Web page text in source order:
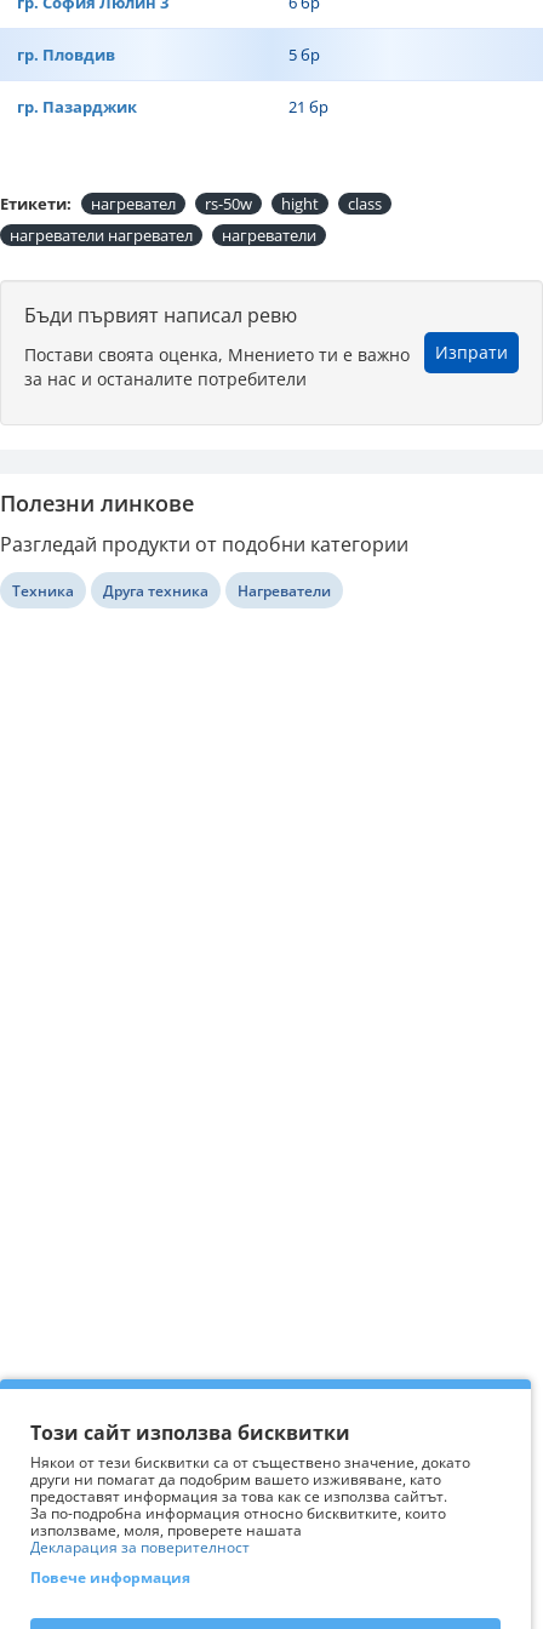
гр. Пловдив 5 бр
гр. Пазарджик 21 бр
Етикети: нагревател rs-50w hight
class
нагреватели нагревател
нагреватели
Бъди първият написал ревю
Постави своята оценка, Мнението ти е важно
за нас и останалите потребители
Изпрати
Полезни линкове
Разгледай продукти от подобни категории
Техника Друга техника Нагреватели
Този сайт използва бисквитки
Някои от тези бисквитки са от съществено значение, докато
други ни помагат да подобрим вашето изживяване, като
предоставят информация за това как се използва сайтът.
За по-подробна информация относно бисквитките, които
използваме, моля, проверете нашата
Декларация за поверителност
Повече информация